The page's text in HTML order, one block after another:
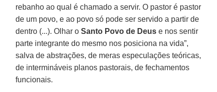
rebanho ao qual é chamado a servir. O pastor é pastor
de um povo, e ao povo só pode ser servido a partir de
dentro (...). Olhar oSanto Povo de Deus e nos sentir
parte integrante do mesmo nos posiciona na vida”,
salva de abstrações, de meras especulações teóricas,
de intermináveis planos pastorais, de fechamentos
funcionais.